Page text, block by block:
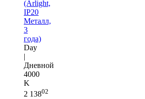
(Arlight,
IP20
Металл,
3
года)
Day
|
Дневной
4000
K
2 13802